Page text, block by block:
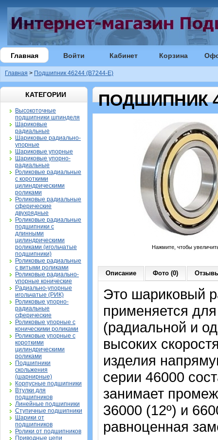
Главная Войти Кабинет Корзина
Главная > Подшипник 46244 (B7244-E)
КАТЕГОРИИ
Высокоточные
подшипники шпинделя
Шариковые
радиальные
Шариковые радиально-
упорные
Шариковые упорные
Шариковые упорно-
радиальные
Роликовые радиальные
с короткими
цилиндрическими
роликами
Роликовые радиальные
сферические
двухрядные
Роликовые радиальные
подшипники с
длинными
цилиндрическими
роликами (игольчатые
подшипники)
Роликовые радиальные
с витыми роликами
Роликовые радиально-
упорные конические
Радиально-упорные
игольчатые (РИК)
Роликовые упорно-
радиальные
сферические
Роликовые упорные с
коническими роликами
Роликовые упорные с
короткими
цилиндрическими
роликами
Подшипники
скольжения
(шарнирные)
Корпусные подшипники
Втулки для
подшипников
Линейные подшипники
Ступичные подшипники
Шарики от
подшипников
Ролики от подшипников
Приводные цепи
ПОДШИПНИК
Нажмите, чтобы
Описание Фото (0)
Это шариковый
применяется
(радиальной и
высоких
изделия
серии 46000
занимает
36000 (12º) и
равноценная